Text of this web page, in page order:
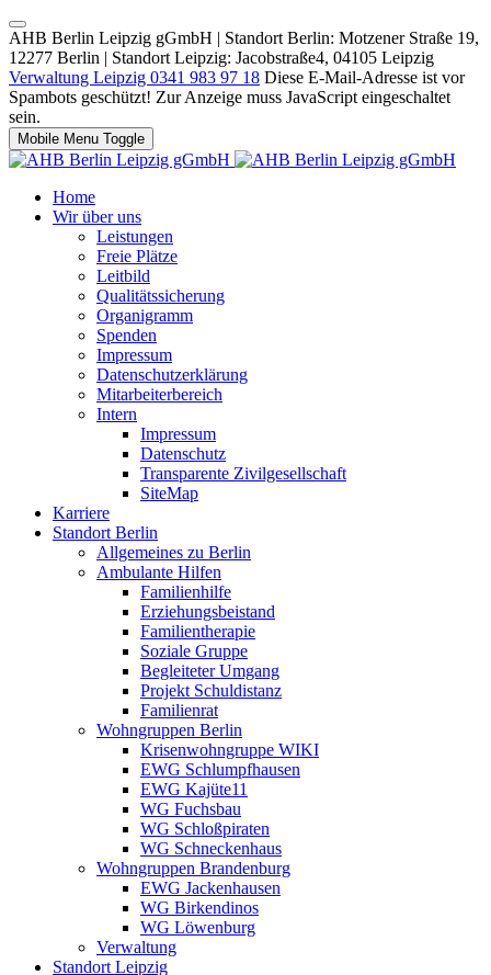
AHB Berlin Leipzig gGmbH | Standort Berlin: Motzener Straße 19,
12277 Berlin | Standort Leipzig: Jacobstraße4, 04105 Leipzig
Verwaltung Leipzig 0341 983 97 18 Diese E-Mail-Adresse ist vor
Spambots geschützt! Zur Anzeige muss JavaScript eingeschaltet
sein.
Mobile Menu Toggle
Home
Wir über uns
Leistungen
Freie Plätze
Leitbild
Qualitätssicherung
Organigramm
Spenden
Impressum
Datenschutzerklärung
Mitarbeiterbereich
Intern
Impressum
Datenschutz
Transparente Zivilgesellschaft
SiteMap
Karriere
Standort Berlin
Allgemeines zu Berlin
Ambulante Hilfen
Familienhilfe
Erziehungsbeistand
Familientherapie
Soziale Gruppe
Begleiteter Umgang
Projekt Schuldistanz
Familienrat
Wohngruppen Berlin
Krisenwohngruppe WIKI
EWG Schlumpfhausen
EWG Kajüte11
WG Fuchsbau
WG Schloßpiraten
WG Schneckenhaus
Wohngruppen Brandenburg
EWG Jackenhausen
WG Birkendinos
WG Löwenburg
Verwaltung
Standort Leipzig